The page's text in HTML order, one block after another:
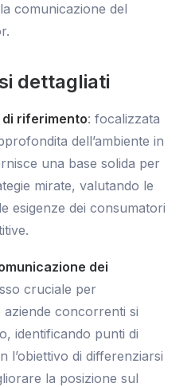
comunicazione del
dettagliati
riferimento: focalizzata
dell’ambiente in
una base solida per
mirate, valutando le
esigenze dei consumatori
dei
cruciale per
concorrenti si
identificando punti di
l’obiettivo di differenziarsi
la posizione sul